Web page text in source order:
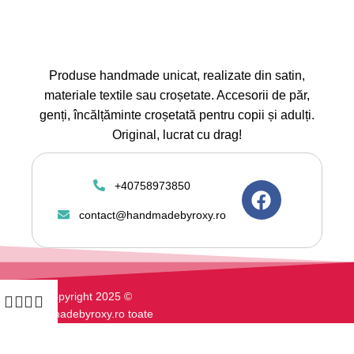
Produse handmade unicat, realizate din satin,
materiale textile sau croșetate. Accesorii de păr,
genți, încălțăminte croșetată pentru copii și adulți.
Original, lucrat cu drag!
+40758973850
contact@handmadebyroxy.ro
Copyright 2025 ©
Handmadebyroxy.ro toate